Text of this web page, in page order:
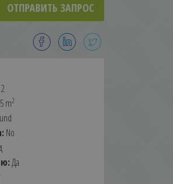
ОТПРАВИТЬ ЗАПРОС
2
m2
No
Да